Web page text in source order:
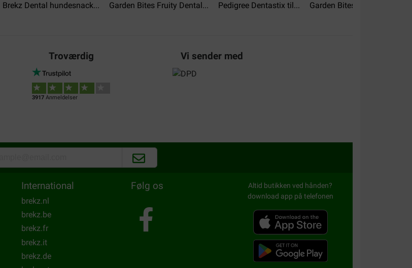
Ze
mon chien l'adore effet++++
Brekz Dental hundesnack... Garden Bites Fruity Dental... Pedigree Dentastix til... Garden Bites Dental Sticks...
Troværdig
3917Anmeldelser
Vi sender med
International
brekz.nl
brekz.be
brekz.fr
brekz.it
brekz.de
Følg os
Altid butikken ved hånden?
download app på telefonen